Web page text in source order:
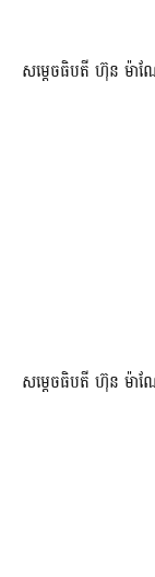
សម្តេចធិបតី ហ៊ុន ម៉ា
សម្តេចធិបតី ហ៊ុន ម៉ាណ